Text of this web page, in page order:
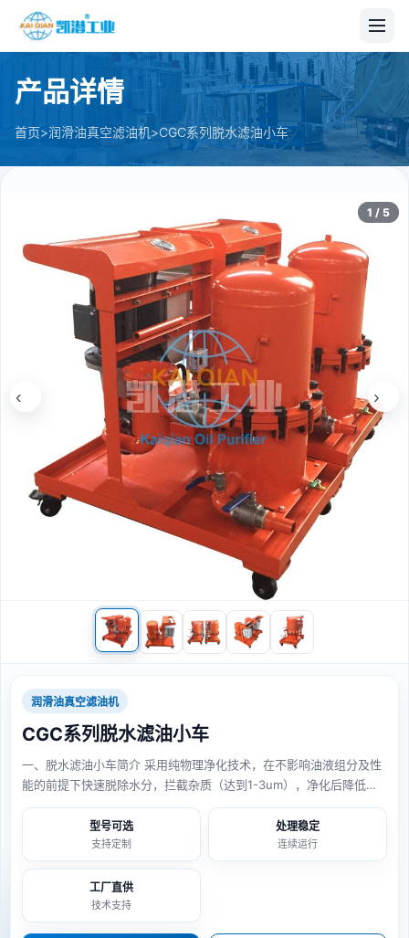
产品详情
首页>润滑油真空滤油机>CGC系列脱水滤油小车
‹ ›
1 / 5
润滑油真空滤油机
CGC系列脱水滤油小车
一、脱水滤油小车简介 采用纯物理净化技术，在不影响油液组分及性
能的前提下快速脱除水分，拦截杂质（达到1-3um），净化后降低油
液酸值，提供润滑性能和冷却性能。 脱水滤油小车
型号可选
支持定制
处理稳定
连续运行
工厂直供
技术支持